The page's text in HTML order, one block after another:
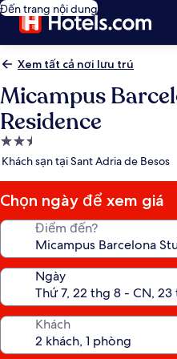
Đến trang nội dung
Xem tất cả nơi lưu trú
Micampus
Residence
Nơi
lưu
2.5
sao
Khách sạn tại Sant Adria de Besos
Chọn ngày để xem giá
Điểm đến?
Ngày
Khách